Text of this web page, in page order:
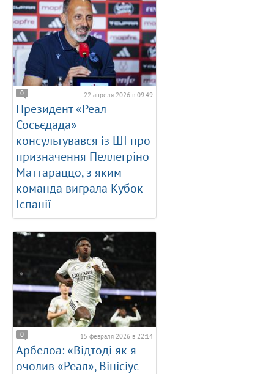
0 22 апреля 2026 в 09:49
Президент «Реал
Сосьєдада»
консультувався із ШІ про
призначення Пеллегріно
Маттараццо, з яким
команда виграла Кубок
Іспанії
0 15 февраля 2026 в 22:14
Арбелоа: «Відтоді як я
очолив «Реал», Вінісіус